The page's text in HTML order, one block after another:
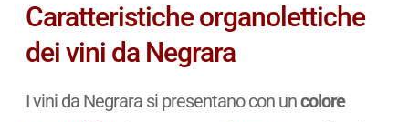
Caratteristiche organolettiche
dei vini da Negrara
I vini da Negrara si presentano con uncolore